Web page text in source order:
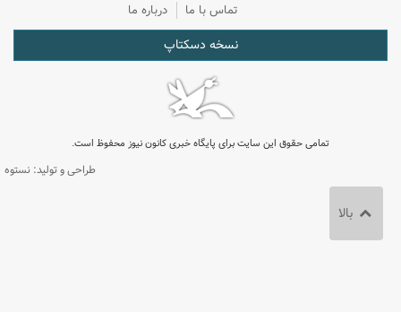
تماس با ما درباره ما
نسخه دسکتاپ
تمامی حقوق این سایت برای پایگاه خبری کانون نیوز محفوظ است.
طراحی و تولید: نستوه
بالا